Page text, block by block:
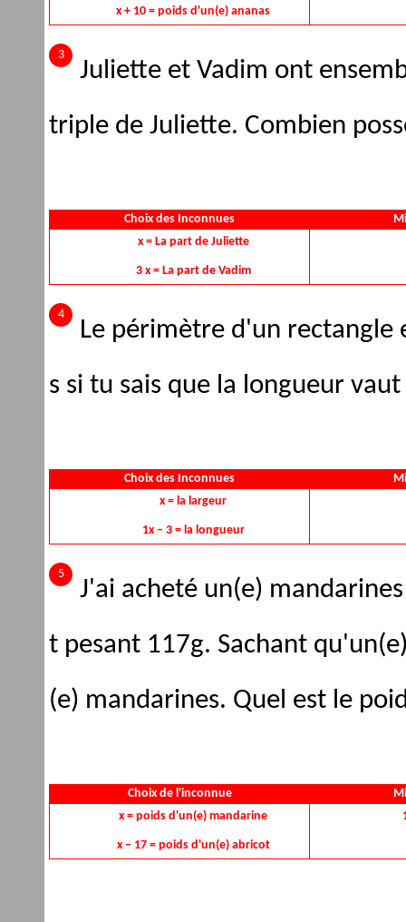
x + 10 = poids d'un(e) ananas
Juliette et Vadim ont
triple de Juliette. Combien
Choix des Inconnues
x = La part de Juliette
3 x = La part de Vadim
Le périmètre d'un rectangle
s si tu sais que la longueur
Choix des Inconnues
x = la largeur
1x – 3 = la longueur
J'ai acheté un(e)
t pesant 117g. Sachant
(e) mandarines. Quel est le
Choix de l'inconnue
x = poids d'un(e) mandarine
x – 17 = poids d'un(e) abricot